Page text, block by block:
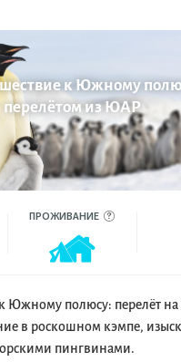
к Южному
перелётом из ЮАР
ПРОЖИВАНИЕ
Южному полюсу: перелёт на
в роскошном кэмпе,
пингвинами.